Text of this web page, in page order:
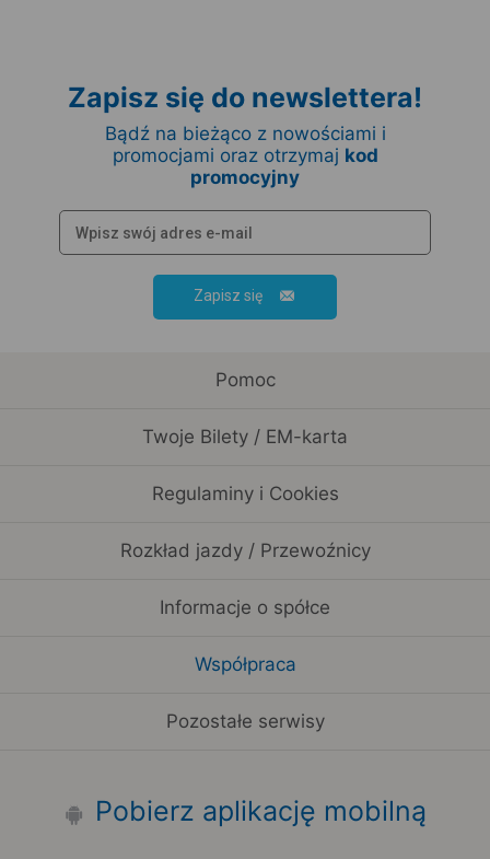
Zapisz się do newslettera!
Bądź na bieżąco z nowościami i
promocjami oraz otrzymaj kod
promocyjny
Zapisz się
Pomoc
Twoje Bilety / EM-karta
Regulaminy i Cookies
Rozkład jazdy / Przewoźnicy
Informacje o spółce
Współpraca
Pozostałe serwisy
Pobierz aplikację mobilną